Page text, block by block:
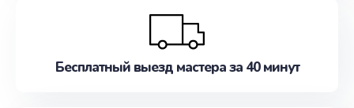
Бесплатный выезд мастера за 40 минут